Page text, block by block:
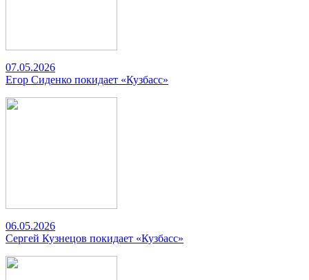
07.05.2026
Егор Сиденко покидает «Кузбасс»
06.05.2026
Сергей Кузнецов покидает «Кузбасс»